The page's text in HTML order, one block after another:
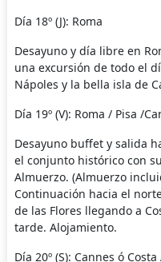
Día 18º (J): Roma
Desayuno y día libre en
una excursión de todo el
Nápoles y la bella isla de
Día 19º (V): Roma / Pisa /
Desayuno buffet y salida
el conjunto histórico con
Almuerzo. (Almuerzo
Continuación hacia el
de las Flores llegando a
tarde. Alojamiento.
Día 20º (S): Cannes ó